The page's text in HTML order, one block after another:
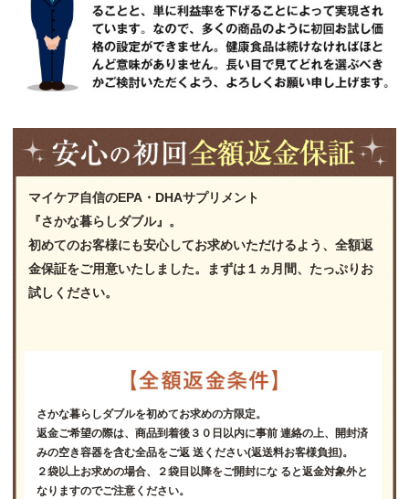
マイケア自信のEPA・DHAサプリメント
『さかな暮らしダブル』。
初めてのお客様にも安心してお求めいただけるよう、全額返
金保証をご用意いたしました。まずは１ヵ月間、たっぷりお
試しください。
さかな暮らしダブルを初めてお求めの方限定。
返金ご希望の際は、商品到着後３０日以内に事前 連絡の上、開封済
みの空き容器を含む全品をご返 送ください(返送料お客様負担)。
２袋以上お求めの場合、２袋目以降をご開封にな ると返金対象外と
なりますのでご注意ください。